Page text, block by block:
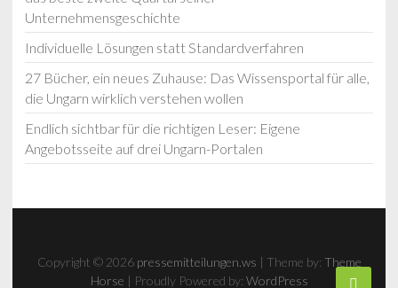
Unternehmensgeschichte
Individuelle Lösungen statt Standardverfahren
27 Bücher, ein neues Zuhause: Das Wissensportal für alle,
die Ungarn wirklich verstehen wollen
Endlich sichtbar für die richtigen Leser: Eigene
Angebotsseite auf drei Ungarn-Portalen
Copyright © 2026 pressemitteilungen.ws | Theme by: Theme
Horse | Proudly Powered by: WordPress